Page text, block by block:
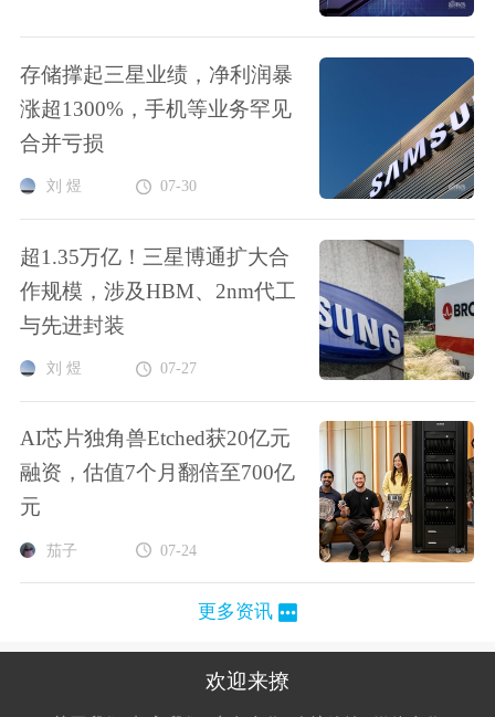
存储撑起三星业绩，净利润暴
涨超1300%，手机等业务罕见
合并亏损
刘 煜 07-30
超1.35万亿！三星博通扩大合
作规模，涉及HBM、2nm代工
与先进封装
刘 煜 07-27
AI芯片独角兽Etched获20亿元
融资，估值7个月翻倍至700亿
元
茄子 07-24
更多资讯
欢迎来撩